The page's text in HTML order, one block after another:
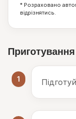
* Розраховано
відрізнятись.
Приготування
1